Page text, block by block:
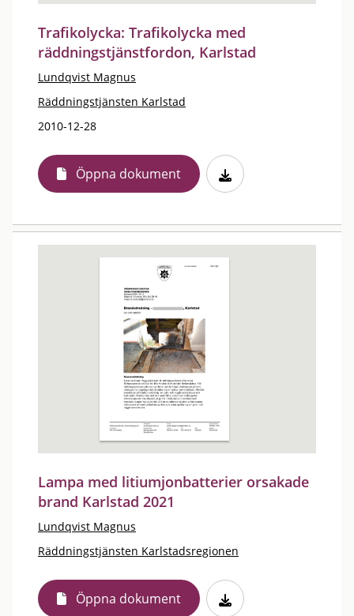
Trafikolycka: Trafikolycka med
räddningstjänstfordon, Karlstad
Lundqvist Magnus
Räddningstjänsten Karlstad
2010-12-28
Öppna dokument
Lampa med litiumjonbatterier orsakade
brand Karlstad 2021
Lundqvist Magnus
Räddningstjänsten Karlstadsregionen
Öppna dokument